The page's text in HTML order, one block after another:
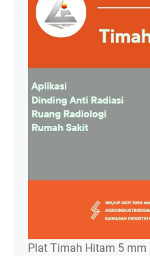
Plat Timah Hitam 5 mm